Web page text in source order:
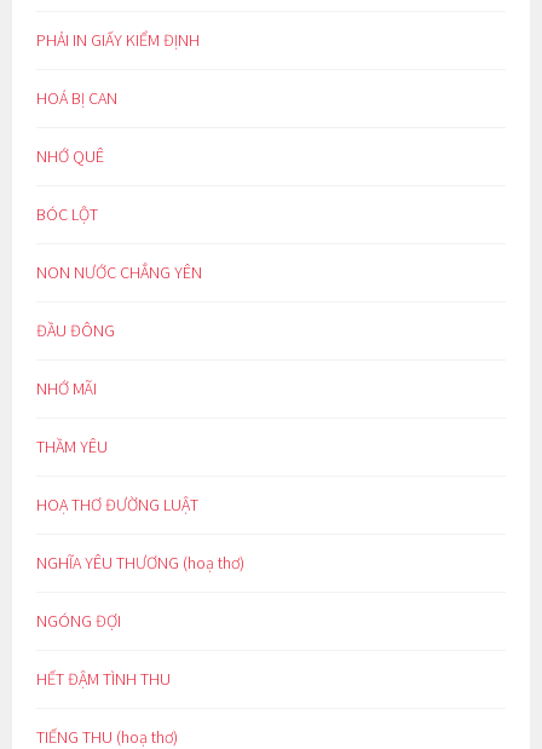
PHẢI IN GIẤY KIỂM ĐỊNH
HOÁ BỊ CAN
NHỚ QUÊ
BÓC LỘT
NON NƯỚC CHẲNG YÊN
ĐẦU ĐÔNG
NHỚ MÃI
THẦM YÊU
HOẠ THƠ ĐƯỜNG LUẬT
NGHĨA YÊU THƯƠNG (hoạ thơ)
NGÓNG ĐỢI
HẾT ĐẬM TÌNH THU
TIẾNG THU (hoạ thơ)